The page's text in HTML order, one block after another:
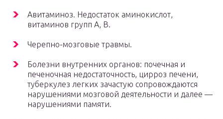
Авитаминоз. Недостаток аминокислот,
витаминов групп А, В.
Черепно-мозговые травмы.
Болезни внутренних органов: почечная и
печеночная недостаточность, цирроз печени,
туберкулез легких зачастую сопровождаются
нарушениями мозговой деятельности и далее —
нарушениями памяти.